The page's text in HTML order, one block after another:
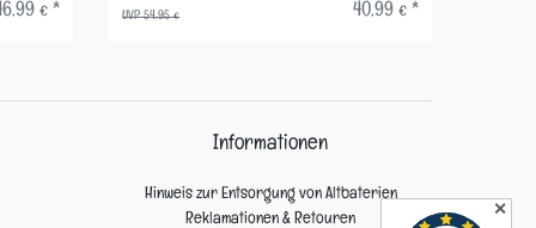
€ * UVP 54,95 € 40,99 € *
Informationen
Hinweis zur Entsorgung von Altbaterien
Reklamationen & Retouren
✕